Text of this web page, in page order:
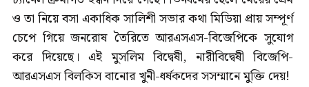
ও তা নিয়ে বসা একাধিক সালিশী সভার কথা মিডিয়া প্রায় সম্পূর্ণ
চেপে গিয়ে জনরোষ তৈরিতে আরএসএস-বিজেপিকে সুযোগ
করে দিয়েছে। এই মুসলিম বিদ্বেষী, নারীবিদ্বেষী বিজেপি-
আরএসএস বিলকিস বানোর খুনী-ধর্ষকদের সসম্মানে মুক্তি দেয়!